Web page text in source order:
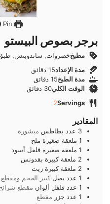
Pin
برجر بصوص البيستو
مطبخخضروات, ساندويتش, طبق
مدة الإعداد15دقائق
دقائق
مدة الطبخ15دقائق
دقائق
الوقت الكلي30 دقائق
دقائق
Servings
2
المقادير
3 عدد بطاطس مبشورة
1 ملعقة صغيرة ملح
1 ملعقة صغيرة فلفل أسود
2 ملعقة كبيرة بقدونس
2 ملعقة كبيرة زيت
1 عدد بصل كبير الحجم
1 عدد فلفل ألوان مقطع
1 عدد جزر مقطع